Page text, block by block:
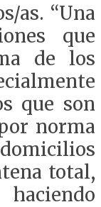
as. “Una
que
de los
que son
norma
total,